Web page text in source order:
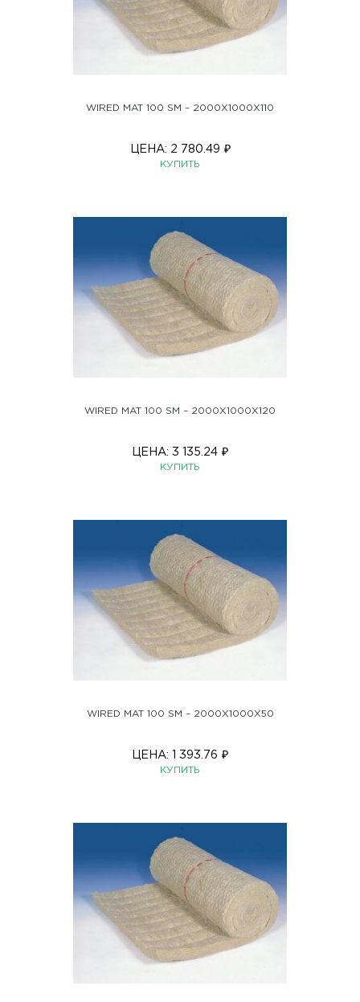
WIRED MAT 100 SM – 2000X1000X110
ЦЕНА: 2 780.49 ₽
КУПИТЬ
WIRED MAT 100 SM – 2000X1000X120
ЦЕНА: 3 135.24 ₽
КУПИТЬ
WIRED MAT 100 SM – 2000X1000X50
ЦЕНА: 1 393.76 ₽
КУПИТЬ